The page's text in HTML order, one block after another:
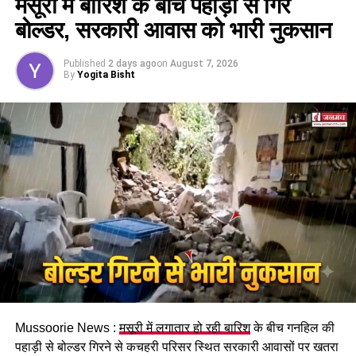
कैबिनेट नेउत्तराखंड मजदूरी संहिता नियमावलीको मंजूरी दी।
इसके तहत श्रमिकों को हर महीने की 7 तारीख तक वेतन देना
मजदूरी का प्रावधान भी किया गया है।
पढ़े धामी कैबिनेट के प्रमुख फैसले
GST संशोधित अध्यादेश को मंजूरी।
मसूरी में बारिश के बीच पहाड़ी से गिरे
बोल्डर, सरकारी आवास को भारी नुकसान
Published 2 days agoon August 7, 2026
By Yogita Bisht
Mussoorie News :मसूरी में लगातार हो रही बारिशके बीच गनहिल की
पहाड़ी से बोल्डर गिरने से कचहरी परिसर स्थित सरकारी आवासों पर खतरा